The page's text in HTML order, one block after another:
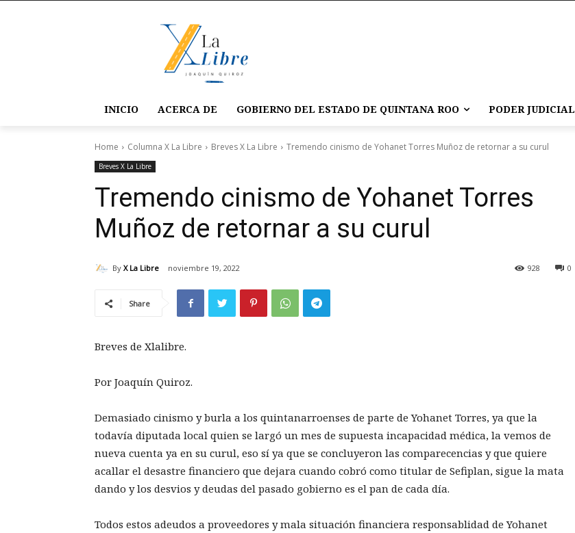
INICIO ACERCA DE GOBIERNO DEL ESTADO DE QUINTANA ROO PODER JUDICIAL
Home Columna X La Libre Breves X La Libre Tremendo cinismo de Yohanet Torres Muñoz de retornar a su curul
Breves X La Libre
Tremendo cinismo de Yohanet Torres
Muñoz de retornar a su curul
By X La Libre noviembre 19, 2022 0
928
Share
Breves de Xlalibre.
Por Joaquín Quiroz.
Demasiado cinismo y burla a los quintanarroenses de parte de Yohanet Torres, ya que la
todavía diputada local quien se largó un mes de supuesta incapacidad médica, la vemos de
nueva cuenta ya en su curul, eso sí ya que se concluyeron las comparecencias y que quiere
acallar el desastre financiero que dejara cuando cobró como titular de Sefiplan, sigue la mata
dando y los desvios y deudas del pasado gobierno es el pan de cada día.
Todos estos adeudos a proveedores y mala situación financiera responsablidad de Yohanet